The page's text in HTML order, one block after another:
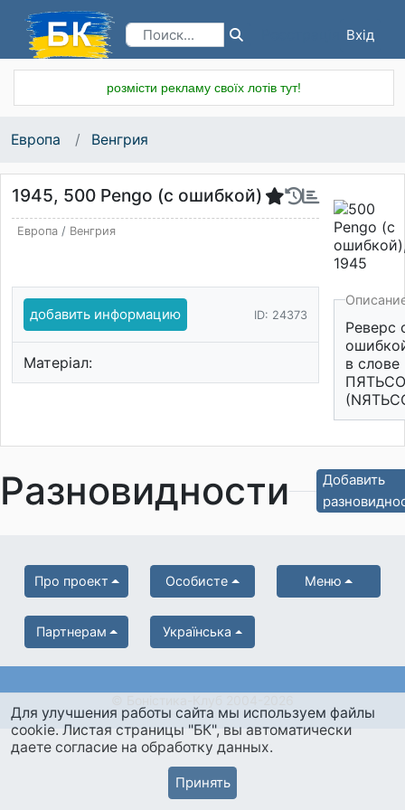
Вхід
розмісти рекламу своїх лотів тут!
Европа Венгрия
1945, 500 Pengo (с ошибкой)
Европа/ Венгрия
добавить информацию ID: 24373
Матеріал:
Реверс
в слове
Разновидности
Добавить
Про проект Особисте Меню
Партнерам Українська
Для улучшения работы сайта мы используем файлы
cookie. Листая страницы "БК", вы автоматически
даете согласие на обработку данных.
Принять